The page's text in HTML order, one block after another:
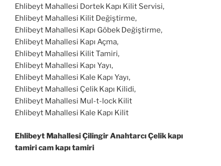
Ehlibeyt Mahallesi Dortek Kapı Kilit Servisi,
Ehlibeyt Mahallesi Kilit Değiştirme,
Ehlibeyt Mahallesi Kapı Göbek Değiştirme,
Ehlibeyt Mahallesi Kapı Açma,
Ehlibeyt Mahallesi Kilit Tamiri,
Ehlibeyt Mahallesi Kapı Yayı,
Ehlibeyt Mahallesi Kale Kapı Yayı,
Ehlibeyt Mahallesi Çelik Kapı Kilidi,
Ehlibeyt Mahallesi Mul-t-lock Kilit
Ehlibeyt Mahallesi Kale Kapı Kilit
Ehlibeyt Mahallesi Çilingir Anahtarcı Çelik kapı
tamiri cam kapı tamiri